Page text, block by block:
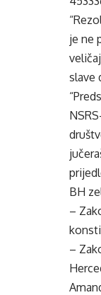
je ne
slave
BH
–
–